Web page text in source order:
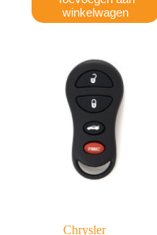
winkelwagen
Chrysler